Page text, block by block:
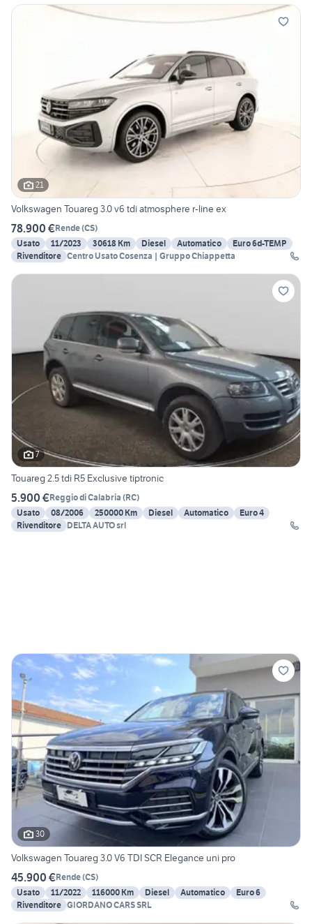
21
Volkswagen Touareg 3.0 v6 tdi atmosphere r-line ex
78.900 €Rende(CS)
Usato
11/2023 30618 Km Diesel Automatico
Euro 6d-TEMP
Rivenditore Centro Usato Cosenza | Gruppo Chiappetta
7
Touareg 2.5 tdi R5 Exclusive tiptronic
5.900 €Reggio di Calabria (RC)
Usato
08/2006 250000 Km Diesel Automatico
Euro 4
Rivenditore DELTA AUTO srl
30
Volkswagen Touareg 3.0 V6 TDI SCR Elegance uni pro
45.900 €Rende(CS)
Usato
11/2022 116000 Km Diesel Automatico
Euro 6
Rivenditore GIORDANO CARS SRL